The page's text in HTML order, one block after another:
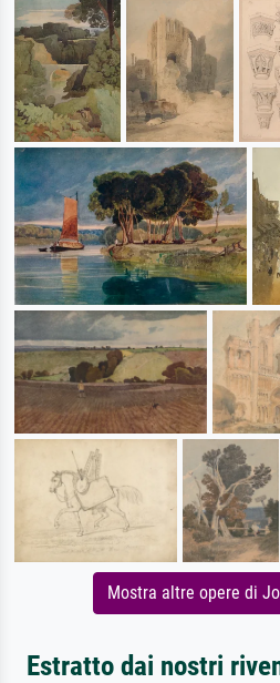
Mostra altre opere di
Estratto dai nostri